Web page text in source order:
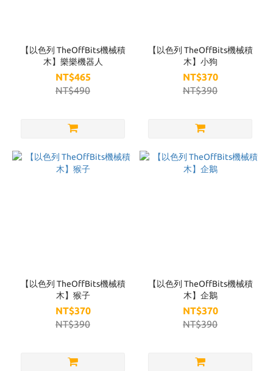
【以色列 TheOffBits機械積
木】樂樂機器人
NT$465
NT$490
【以色列 TheOffBits機械積
木】小狗
NT$370
NT$390
【以色列 TheOffBits機械積
木】猴子
NT$370
NT$390
【以色列 TheOffBits機械積
木】企鵝
NT$370
NT$390